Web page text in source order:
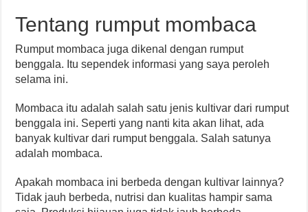
Tentang rumput mombaca
Rumput mombaca juga dikenal dengan rumput
benggala. Itu sependek informasi yang saya peroleh
selama ini.
Mombaca itu adalah salah satu jenis kultivar dari rumput
benggala ini. Seperti yang nanti kita akan lihat, ada
banyak kultivar dari rumput benggala. Salah satunya
adalah mombaca.
Apakah mombaca ini berbeda dengan kultivar lainnya?
Tidak jauh berbeda, nutrisi dan kualitas hampir sama